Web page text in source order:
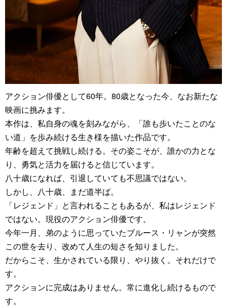
アクション俳優として60年。80歳となった今、なお新たな
映画に挑みます。
本作は、私自身の魂を刻みながら、「誰も歩いたことのな
い道」を歩み続ける生き様を描いた作品です。
年齢を超えて挑戦し続ける。その姿こそが、誰かの力とな
り、勇気と活力を届けると信じています。
八十歳になれば、引退していても不思議ではない。
しかし、八十歳、まだ道半ば。
「レジェンド」と言われることもあるが、私はレジェンド
ではない。現役のアクション俳優です。
今年一月、弟のように思っていたブルース・リャンが突然
この世を去り、改めて人生の短さを知りました。
だからこそ、生かされている限り、やり抜く。それだけで
す。
アクションに完成はありません。常に進化し続けるもので
す。